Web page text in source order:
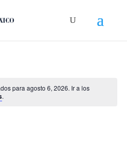
para agosto 6, 2026. Ir a los
.